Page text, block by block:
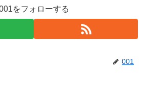
をフォローする
001